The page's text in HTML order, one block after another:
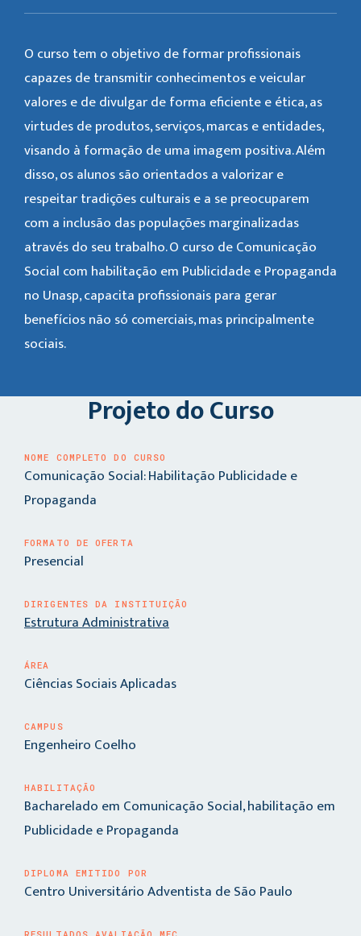
O curso tem o objetivo de formar profissionais
capazes de transmitir conhecimentos e veicular
valores e de divulgar de forma eficiente e ética, as
virtudes de produtos, serviços, marcas e entidades,
visando à formação de uma imagem positiva. Além
disso, os alunos são orientados a valorizar e
respeitar tradições culturais e a se preocuparem
com a inclusão das populações marginalizadas
através do seu trabalho. O curso de Comunicação
Social com habilitação em Publicidade e Propaganda
no Unasp, capacita profissionais para gerar
benefícios não só comerciais, mas principalmente
sociais.
Projeto do Curso
NOME COMPLETO DO CURSO
Comunicação Social: Habilitação Publicidade e
Propaganda
FORMATO DE OFERTA
Presencial
DIRIGENTES DA INSTITUIÇÃO
Estrutura Administrativa
ÁREA
Ciências Sociais Aplicadas
CAMPUS
Engenheiro Coelho
HABILITAÇÃO
Bacharelado em Comunicação Social, habilitação em
Publicidade e Propaganda
DIPLOMA EMITIDO POR
Centro Universitário Adventista de São Paulo